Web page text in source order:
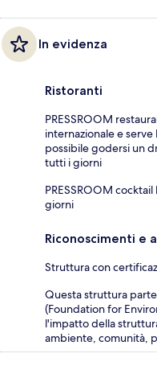
In evidenza
Ristoranti
PRESSROOM
internazionale e serve
possibile godersi un
tutti i giorni
PRESSROOM
giorni
Riconoscimenti e
Struttura con
Questa struttura
(Foundation for
l'impatto della
ambiente, comunità,